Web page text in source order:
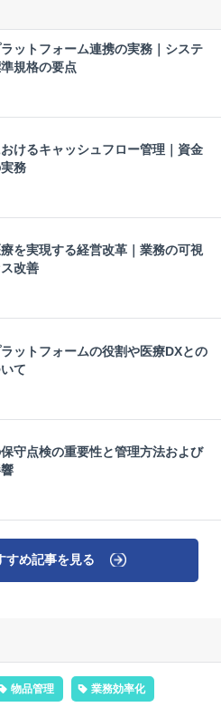
ットフォーム連携の実務｜システ
規格の要点
けるキャッシュフロー管理｜資金
務
を実現する経営改革｜業務の可視
改善
ットフォームの役割や医療DXとの
て
守点検の重要性と管理方法および
すめ記事を見る
物品管理 業務効率化